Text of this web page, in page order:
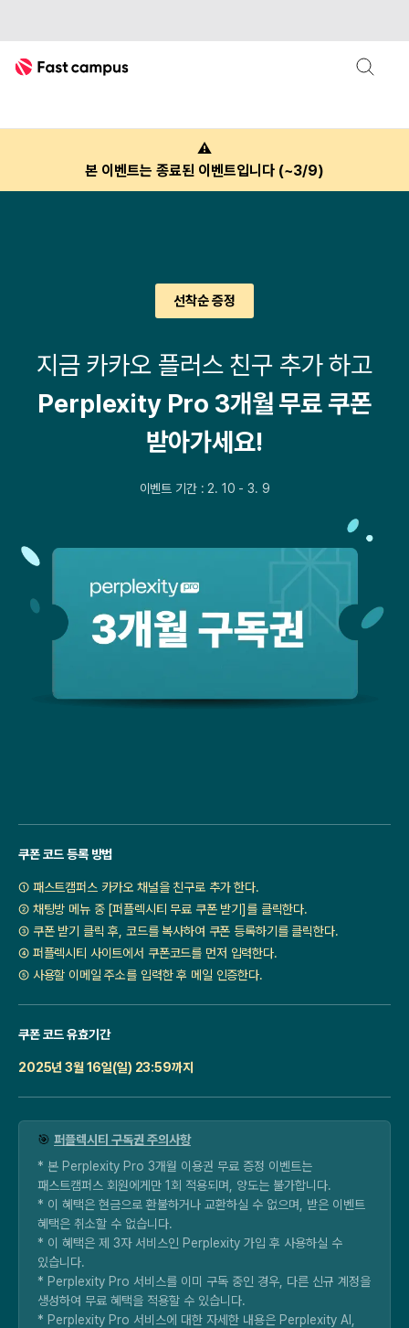
Fast Campus
⚠
본 이벤트는 종료된 이벤트입니다 (~3/9)
선착순 증정
지금 카카오 플러스 친구 추가 하고
Perplexity Pro 3개월 무료 쿠폰
받아가세요!
이벤트 기간 : 2. 10 - 3. 9
쿠폰 코드 등록 방법
① 패스트캠퍼스 카카오 채널을 친구로 추가 한다.
② 채팅방 메뉴 중 [퍼플렉시티 무료 쿠폰 받기]를 클릭한다.
③ 쿠폰 받기 클릭 후, 코드를 복사하여 쿠폰 등록하기를 클릭한다.
④ 퍼플렉시티 사이트에서 쿠폰코드를 먼저 입력한다.
⑤ 사용할 이메일 주소를 입력한 후 메일 인증한다.
쿠폰 코드 유효기간
2025년 3월 16일(일) 23:59까지
🎯 퍼플렉시티 구독권 주의사항
* 본 Perplexity Pro 3개월 이용권 무료 증정 이벤트는
패스트캠퍼스 회원에게만 1회 적용되며, 양도는 불가합니다.
* 이 혜택은 현금으로 환불하거나 교환하실 수 없으며, 받은 이벤트
혜택은 취소할 수 없습니다.
* 이 혜택은 제 3자 서비스인 Perplexity 가입 후 사용하실 수
있습니다.
* Perplexity Pro 서비스를 이미 구독 중인 경우, 다른 신규 계정을
생성하여 무료 혜택을 적용할 수 있습니다.
* Perplexity Pro 서비스에 대한 자세한 내용은 Perplexity AI,